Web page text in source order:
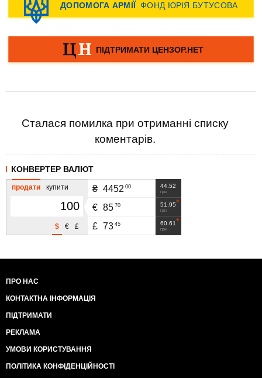
Сталася помилка при отриманні списку
коментарів.
КОНВЕРТЕР ВАЛЮТ
продати купити
£
€
$
44.52
грн
₴ 4452 00
51.95
грн
€ 85 70
60.61
грн
£ 73 45
ПРО НАС
КОНТАКТНА ІНФОРМАЦІЯ
ПІДТРИМАТИ
РЕКЛАМА
УМОВИ КОРИСТУВАННЯ
ПОЛІТИКА КОНФІДЕНЦІЙНОСТІ